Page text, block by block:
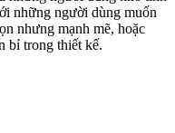
những người dùng muốn
nhưng mạnh mẽ, hoặc
bỉ trong thiết kế.